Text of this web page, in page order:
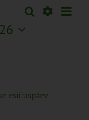
Sündmused
Search
Otsi
esitluspäev